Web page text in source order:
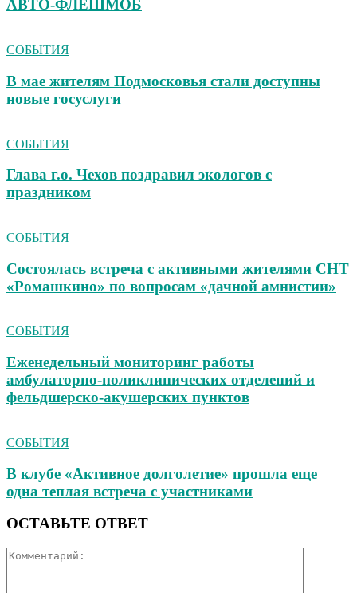
АВТО‑ФЛЕШМОБ
СОБЫТИЯ
В мае жителям Подмосковья стали доступны
новые госуслуги
СОБЫТИЯ
Глава г.о. Чехов поздравил экологов с
праздником
СОБЫТИЯ
Состоялась встреча с активными жителями СНТ
«Ромашкино» по вопросам «дачной амнистии»
СОБЫТИЯ
Еженедельный мониторинг работы
амбулаторно‑поликлинических отделений и
фельдшерско‑акушерских пунктов
СОБЫТИЯ
В клубе «Активное долголетие» прошла еще
одна теплая встреча с участниками
ОСТАВЬТЕ ОТВЕТ